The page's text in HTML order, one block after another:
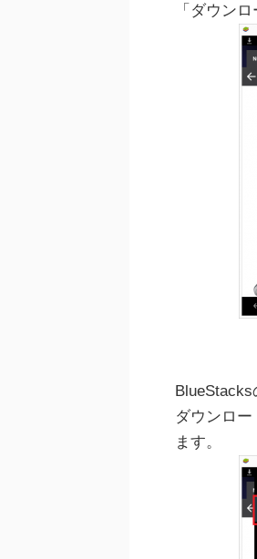
「ダウン
ダウンロ
ます。